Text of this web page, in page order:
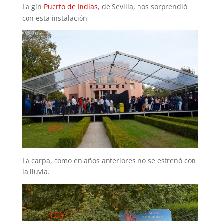
La gin Puerto de Indias, de Sevilla, nos sorprendió
con esta instalación
La carpa, como en años anteriores no se estrenó con
la lluvia.